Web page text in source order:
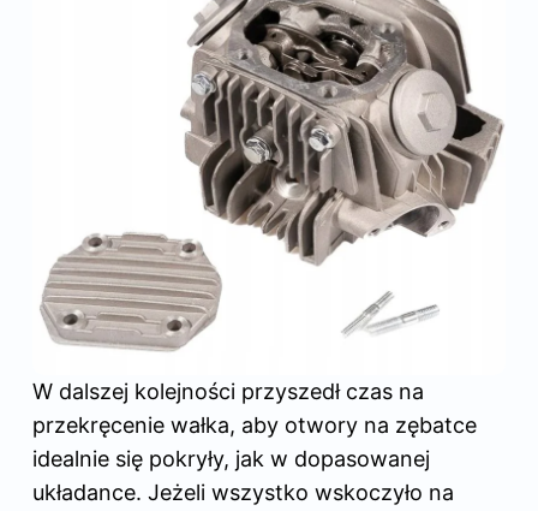
W dalszej kolejności przyszedł czas na
przekręcenie wałka, aby otwory na zębatce
idealnie się pokryły, jak w dopasowanej
układance. Jeżeli wszystko wskoczyło na